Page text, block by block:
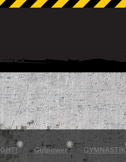
0
Girlpower
0
GYMNASTIK